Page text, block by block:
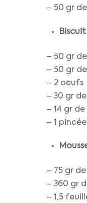
– 50 gr
– 50 gr de
– 50 gr
– 2 oeufs
– 30 gr
– 14 gr
– 1
– 75 gr de
– 360 gr
– 1,5